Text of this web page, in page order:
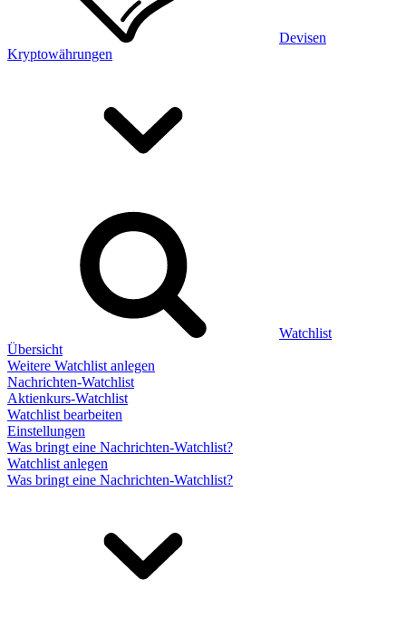
Devisen
Kryptowährungen
Watchlist
Übersicht
Weitere Watchlist anlegen
Nachrichten-Watchlist
Aktienkurs-Watchlist
Watchlist bearbeiten
Einstellungen
Was bringt eine Nachrichten-Watchlist?
Watchlist anlegen
Was bringt eine Nachrichten-Watchlist?